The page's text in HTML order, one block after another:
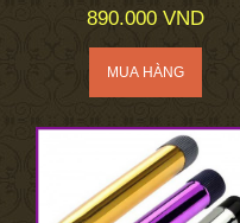
890.000 VND